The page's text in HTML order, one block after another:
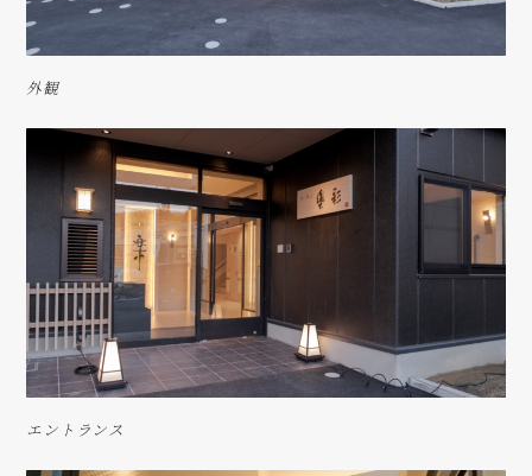
外観
エントランス